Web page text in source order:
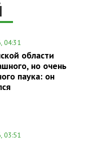
04:31
области
но очень
паука: он
03:51